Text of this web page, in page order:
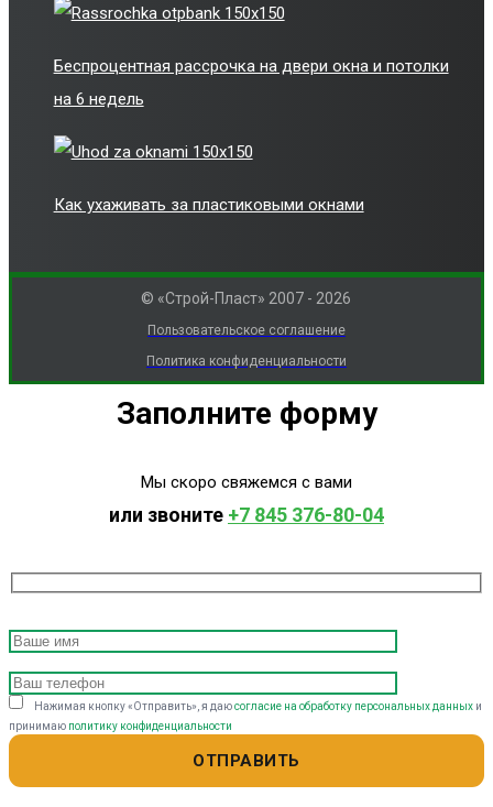
Беспроцентная рассрочка на двери окна и потолки
на 6 недель
Как ухаживать за пластиковыми окнами
© «Строй-Пласт» 2007 - 2026
Пользовательское соглашение
Политика конфиденциальности
Заполните форму
Мы скоро свяжемся с вами
или звоните +7 845 376-80-04
Нажимая кнопку «Отправить», я даюсогласие на обработку персональных данных и
принимаю политику конфиденциальности